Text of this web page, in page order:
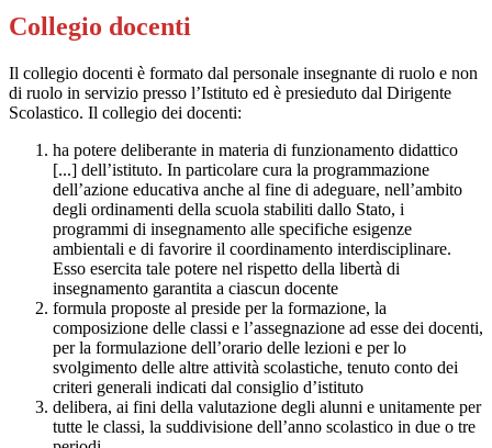
Collegio docenti
Il collegio docenti è formato dal personale insegnante di ruolo e non
di ruolo in servizio presso l’Istituto ed è presieduto dal Dirigente
Scolastico. Il collegio dei docenti:
ha potere deliberante in materia di funzionamento didattico
[...] dell’istituto. In particolare cura la programmazione
dell’azione educativa anche al fine di adeguare, nell’ambito
degli ordinamenti della scuola stabiliti dallo Stato, i
programmi di insegnamento alle specifiche esigenze
ambientali e di favorire il coordinamento interdisciplinare.
Esso esercita tale potere nel rispetto della libertà di
insegnamento garantita a ciascun docente
formula proposte al preside per la formazione, la
composizione delle classi e l’assegnazione ad esse dei docenti,
per la formulazione dell’orario delle lezioni e per lo
svolgimento delle altre attività scolastiche, tenuto conto dei
criteri generali indicati dal consiglio d’istituto
delibera, ai fini della valutazione degli alunni e unitamente per
tutte le classi, la suddivisione dell’anno scolastico in due o tre